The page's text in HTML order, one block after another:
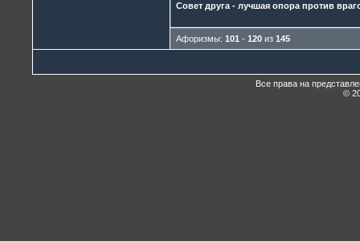
Совет друга - лучшая опора против
Афоризмы: 101 - 120 из 145
Все права на
©